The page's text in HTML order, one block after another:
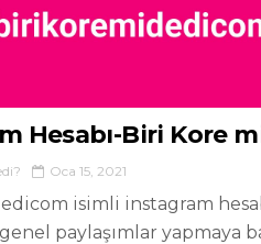
Hesabı-Biri Kore
Oca 15, 2021
isimli instagram
paylaşımlar yapmaya